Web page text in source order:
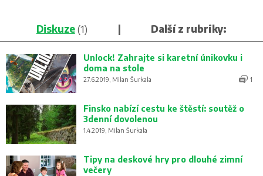
Diskuze(1) | Další z rubriky:
Unlock! Zahrajte si karetní únikovku i
doma na stole
27.6.2019, Milan Šurkala 1
Finsko nabízí cestu ke štěstí: soutěž o
3denní dovolenou
1.4.2019, Milan Šurkala
Tipy na deskové hry pro dlouhé zimní
večery